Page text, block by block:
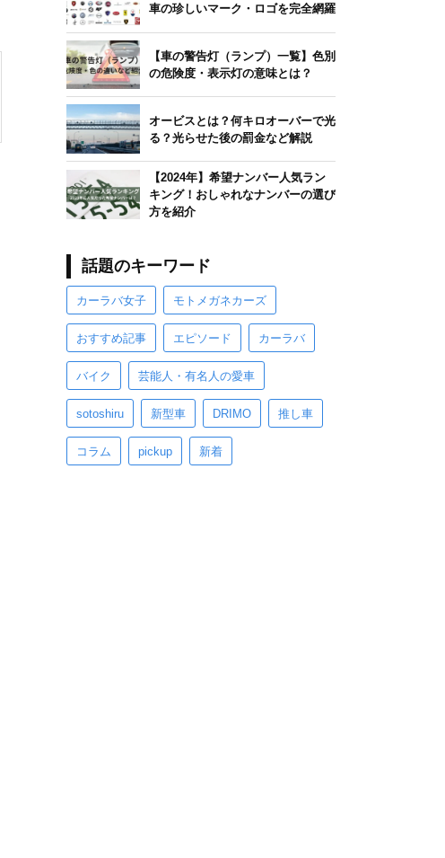
車の珍しいマーク・ロゴを完全網羅
【車の警告灯（ランプ）一覧】色別
の危険度・表示灯の意味とは？
オービスとは？何キロオーバーで光
る？光らせた後の罰金など解説
【2024年】希望ナンバー人気ラン
キング！おしゃれなナンバーの選び
方を紹介
話題のキーワード
カーラバ女子 モトメガネカーズ
おすすめ記事 エピソード カーラバ
バイク 芸能人・有名人の愛車
sotoshiru 新型車 DRIMO 推し車
コラム pickup 新着